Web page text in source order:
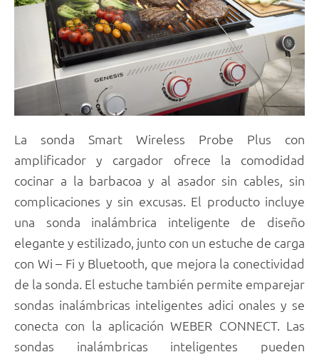
La sonda Smart Wireless Probe Plus con
amplificador y cargador ofrece la comodidad
cocinar a la barbacoa y al asador sin cables, sin
complicaciones y sin excusas. El producto incluye
una sonda inalámbrica inteligente de diseño
elegante y estilizado, junto con un estuche de carga
con Wi – Fi y Bluetooth, que mejora la conectividad
de la sonda. El estuche también permite emparejar
sondas inalámbricas inteligentes adici onales y se
conecta con la aplicación WEBER CONNECT. Las
sondas inalámbricas inteligentes pueden